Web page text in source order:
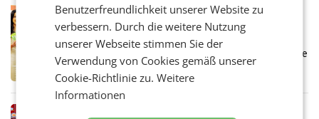
Eine Bühne für Zirkularität: ARA und
Müller informieren am POS über
Kreislauffähigkeit
Über den gesamten August hinweg rücken die
Altstoff Recycling Austria AG (ARA) und der
Handelskonzern Müller die Initiative
„Kreislauf-Helden“ in allen österreichischen
Benutzerfreundlichkeit unserer Website zu
verbessern. Durch die weitere Nutzung
unserer Webseite stimmen Sie der
Verwendung von Cookies gemäß unserer
Cookie-Richtlinie zu.Weitere
Informationen